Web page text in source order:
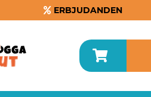
ERBJUDANDEN